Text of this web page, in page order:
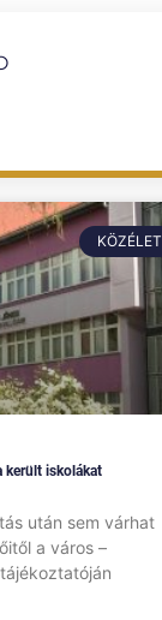
KÖZÉLET
került iskolákat
után sem várhat
a város –